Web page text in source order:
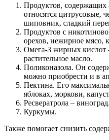
Продуктов, содержащих
относятся цитрусовые,
шиповник, сладкий
Продуктов с
орехов, нежирное мясо,
Омега-3 жирных кислот
растительное масло.
Поликоназола. Он
можно приобрести и в
Пектина. Его
яблоках, моркови,
Ресвератрола – виноград.
Куркумы.
Также помогает снизить